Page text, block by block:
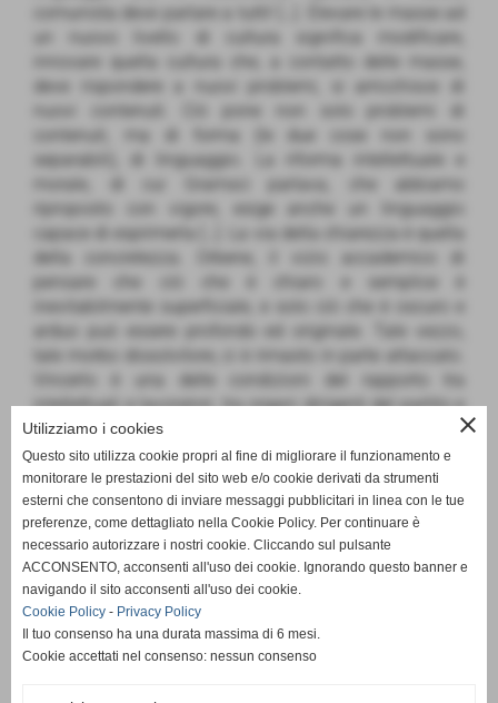
comunista deve parlare a tutti! […]. Elevare le masse ad
un nuovo livello di cultura significa modificare,
innovare quella cultura che, a contatto delle masse,
deve rispondere a nuovi problemi, si arricchisce di
nuovi contenuti. Ciò pone non solo problemi di
contenuti, ma di forma (le due cose non sono
separabili), di linguaggio. La riforma intellettuale e
morale, di cui Gramsci parlava, che abbiamo
riproposto con vigore, esige anche un linguaggio
capace di esprimerla […]. La via della chiarezza è quella
della concretezza. Orbene, il vizio accademico di
pensare che ciò che è chiaro e semplice è
inevitabilmente superficiale, e solo ciò che è oscuro e
arduo può essere profondo ed originale. Tale vezzo,
tale morbo dissolvitore, ci è rimasto in parte attaccato.
Vincerlo è una delle condizioni del rapporto tra
intellettuali e lavoratori, tra organi dirigenti del partito e
base, soprattutto tra partito e masse. È una delle
condizioni indispensabili della riforma intellettuale e
morale, della creazione di una cultura veramente
nazionale e popolare, che non può formarsi ove il
movimento operaio non sappia realizzare tutta la
propria capacità dirigente, anche al livello delle idee e...
delle parole con cui esprimerle».
close
Utilizziamo i cookies
Questo sito utilizza cookie propri al fine di migliorare il funzionamento e
monitorare le prestazioni del sito web e/o cookie derivati da strumenti
esterni che consentono di inviare messaggi pubblicitari in linea con le tue
preferenze, come dettagliato nella Cookie Policy. Per continuare è
necessario autorizzare i nostri cookie. Cliccando sul pulsante
ACCONSENTO, acconsenti all'uso dei cookie. Ignorando questo banner e
navigando il sito acconsenti all'uso dei cookie.
Cookie Policy - Privacy Policy
Il tuo consenso ha una durata massima di 6 mesi.
Cookie accettati nel consenso: nessun consenso